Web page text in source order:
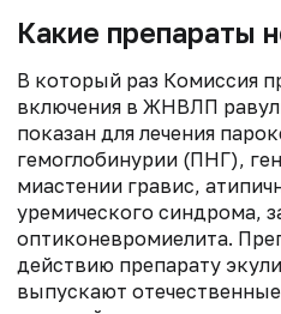
Какие препараты
В который раз Комиссия
включения в ЖНВЛП
показан для лечения
гемоглобинурии (ПНГ),
миастении гравис,
уремического синдрома,
оптиконевромиелита.
действию препарату
выпускают